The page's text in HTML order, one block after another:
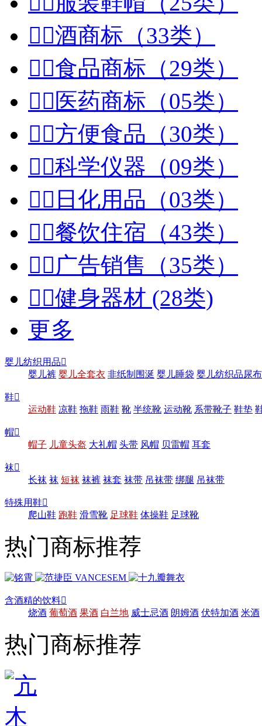
酒商标（33类）
食品商标（29类）
医药商标（05类）
方便食品（30类）
科学仪器（09类）
 日化用品（03类）
餐饮住宿（43类）
广告销售（35类）
健身器材 (28类)
更多
婴儿纺织用品
婴儿裤 婴儿全套衣 非纸制围涎 婴儿睡袋 婴儿纺织品尿布
鞋
运动鞋 凉鞋 拖鞋 雨鞋 靴 半统靴 运动靴 系带靴子 鞋垫
帽
帽子 儿童头盔 大礼帽 头带 风帽 贝雷帽 耳套
袜
长袜 袜 短袜 袜裤 袜套 袜带 吊袜带 绑腿 吊袜带
特殊用鞋
爬山鞋 跑鞋 滑雪靴 足球鞋 体操鞋 足球靴
热门商标推荐
含酒精的饮料
烧酒 葡萄酒 果酒 白兰地 威士忌酒 朗姆酒 伏特加酒 米酒
热门商标推荐